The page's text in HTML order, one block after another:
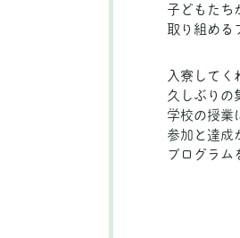
子どもたち
取り組める
入寮してく
久しぶりの
学校の授業
参加と達成
プログラム